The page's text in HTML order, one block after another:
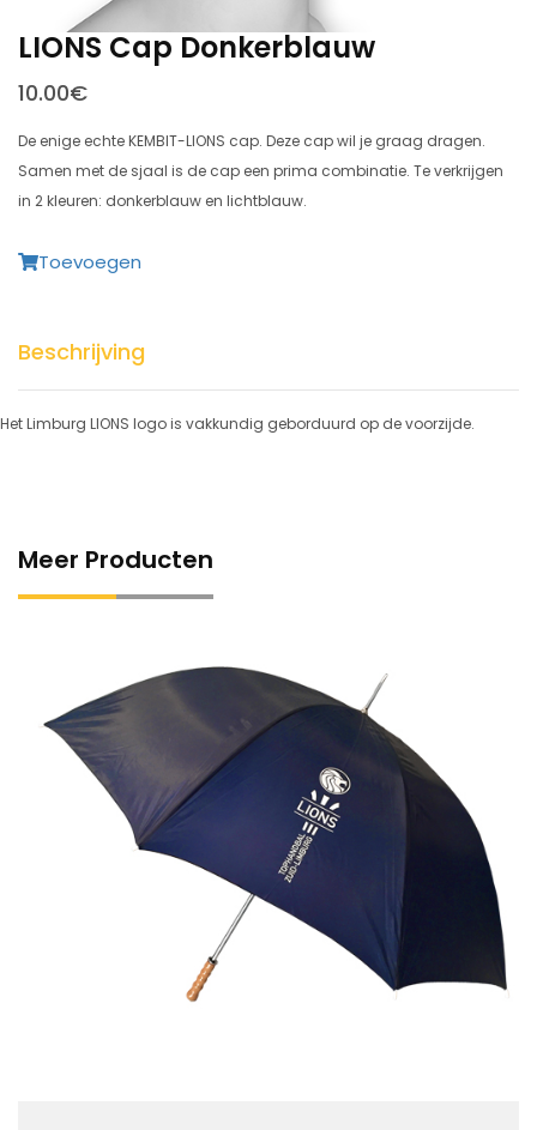
LIONS Cap Donkerblauw
10.00€
De enige echte KEMBIT-LIONS cap. Deze cap wil je graag dragen.
Samen met de sjaal is de cap een prima combinatie. Te verkrijgen
in 2 kleuren: donkerblauw en lichtblauw.
Toevoegen
Beschrijving
Het Limburg LIONS logo is vakkundig geborduurd op de voorzijde.
Meer Producten